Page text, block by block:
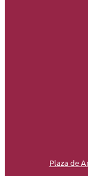
Plaza de